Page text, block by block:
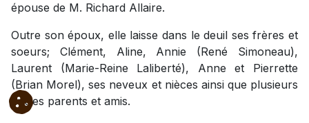
épouse de M. Richard Allaire.
Outre son époux, elle laisse dans le deuil ses frères et
soeurs; Clément, Aline, Annie (René Simoneau),
Laurent (Marie-Reine Laliberté), Anne et Pierrette
(Brian Morel), ses neveux et nièces ainsi que plusieurs
autres parents et amis.